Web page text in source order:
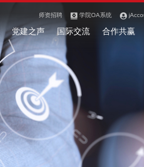
师资招聘 学院OA系统
党建之声 国际交流 合作共赢